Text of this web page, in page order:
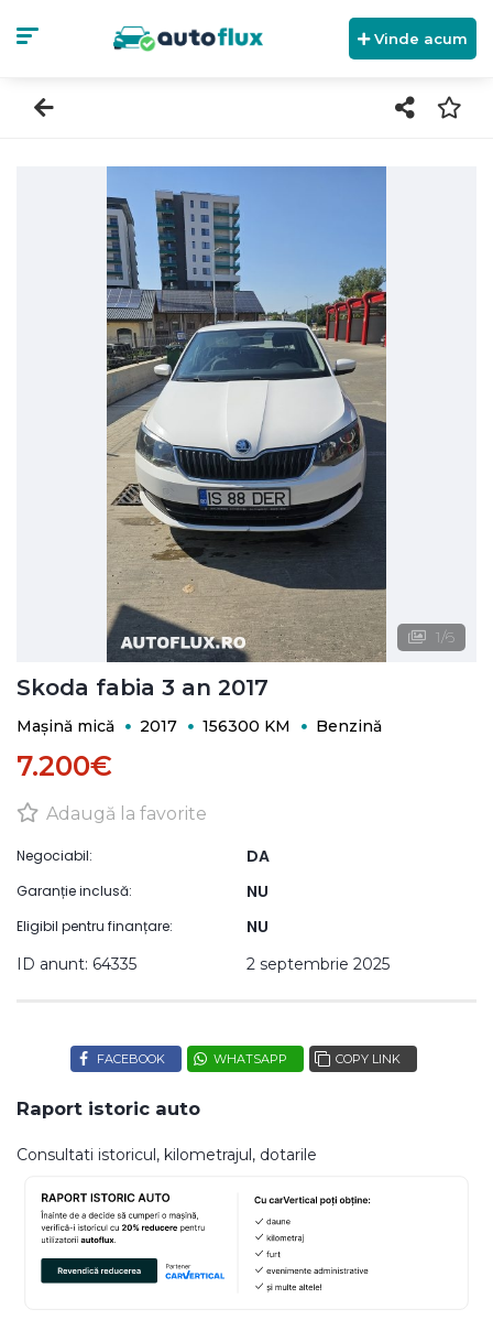
Vinde acum
1/6
Skoda fabia 3 an 2017
Mașină mică 2017 156300 KM Benzină
7.200€
Adaugă la favorite
Negociabil: DA
Garanție inclusă: NU
Eligibil pentru finanțare: NU
ID anunt: 64335 2 septembrie 2025
FACEBOOK WHATSAPP COPY LINK
Raport istoric auto
Consultati istoricul, kilometrajul, dotarile